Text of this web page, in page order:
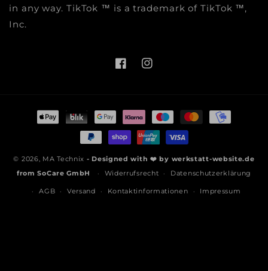
in any way. TikTok ™ is a trademark of TikTok ™,
Inc.
FacebookInstagram
Zahlungsmethoden
© 2026, MA Technix - Designed with ❤️ by werkstatt-website.de
fromSoCare GmbH Widerrufsrecht Datenschutzerklärung
AGB Versand Kontaktinformationen Impressum